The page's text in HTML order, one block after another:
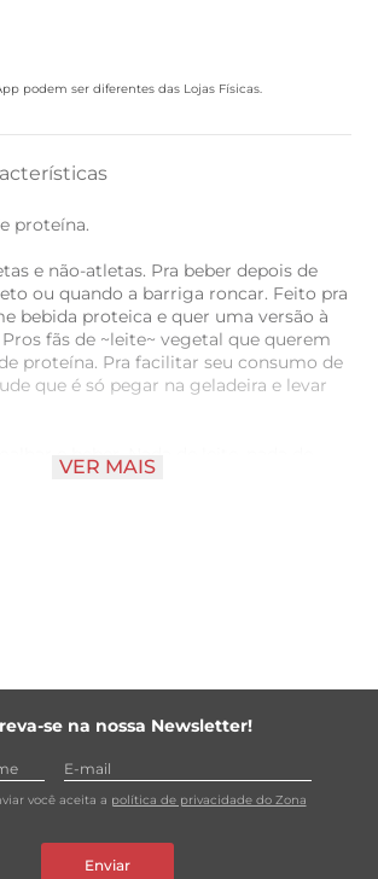
podem ser diferentes das Lojas Físicas.
proteína.
e não-atletas. Pra beber depois de
ou quando a barriga roncar. Feito pra
bebida proteica e quer uma versão à
fãs de ~leite~ vegetal que querem
proteína. Pra facilitar seu consumo de
que é só pegar na geladeira e levar
e beber. Nada de leite, nada de
gosto de gostoso.
VER MAIS
se na nossa Newsletter!
você aceita a política de privacidade do Zona
Enviar